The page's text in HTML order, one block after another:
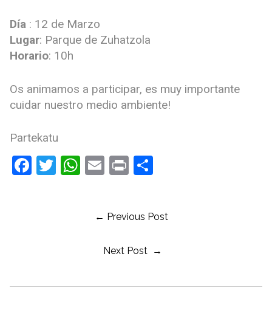
Día: 12 de Marzo
Lugar: Parque de Zuhatzola
Horario: 10h
Os animamos a participar, es muy importante
cuidar nuestro medio ambiente!
Partekatu
Facebook
Twitter
WhatsApp
Email
PrintCompartir
← Previous Post
Next Post →